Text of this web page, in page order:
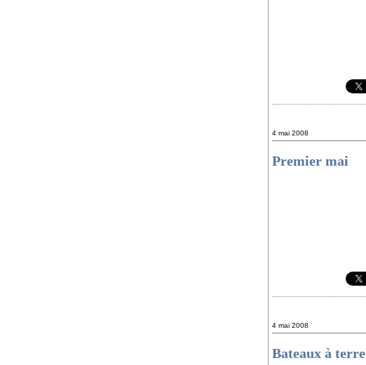
4 mai 2008
Premier mai
4 mai 2008
Bateaux à terre